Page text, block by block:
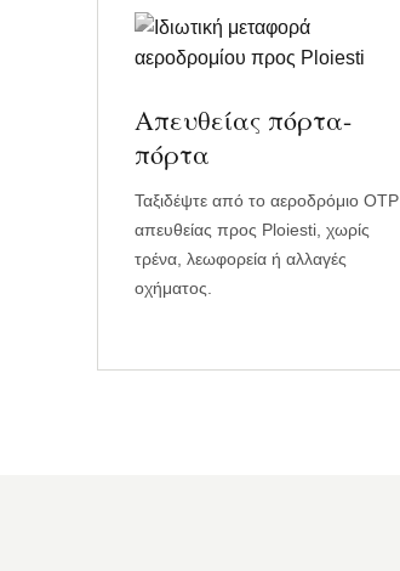
Απευθείας πόρτα-
πόρτα
Ταξιδέψτε από το αεροδρόμιο OTP
απευθείας προς Ploiesti, χωρίς
τρένα, λεωφορεία ή αλλαγές
οχήματος.